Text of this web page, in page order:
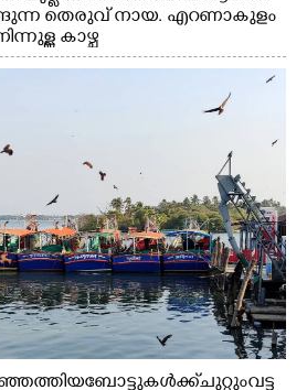
തെരുവ് നായ. എറണാകുളം
കാഴ്ച
ബോട്ടുകൾക്ക് ചുറ്റും വട്ട